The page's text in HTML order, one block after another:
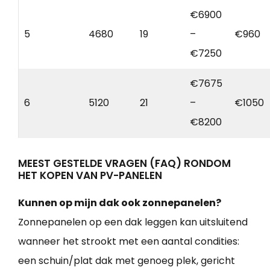
5 4680 19
€6900
–
€7250
€960
6 5120 21
€7675
–
€8200
€1050
MEEST GESTELDE VRAGEN (FAQ) RONDOM
HET KOPEN VAN PV-PANELEN
Kunnen op mijn dak ook zonnepanelen?
Zonnepanelen op een dak leggen kan uitsluitend
wanneer het strookt met een aantal condities:
een schuin/plat dak met genoeg plek, gericht